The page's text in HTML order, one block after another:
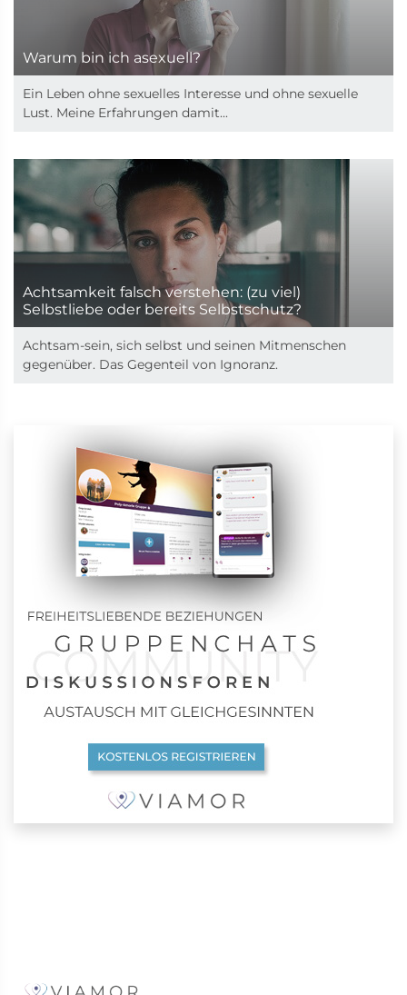
Warum bin ich asexuell?
Ein Leben ohne sexuelles Interesse und ohne sexuelle
Lust. Meine Erfahrungen damit...
Achtsamkeit falsch verstehen: (zu viel)
Selbstliebe oder bereits Selbstschutz?
Achtsam-sein, sich selbst und seinen Mitmenschen
gegenüber. Das Gegenteil von Ignoranz.